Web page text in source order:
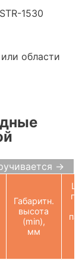
1530
области
→
Габаритн.
высота
(min),
мм